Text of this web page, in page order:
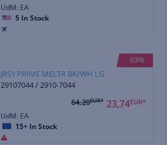
UdM: EA
5 In Stock
63%
JRSY PRIME MELTR BK/WH LG
29107044 / 2910-7044
23,74EUR*
64,20EUR*
UdM: EA
15+ In Stock